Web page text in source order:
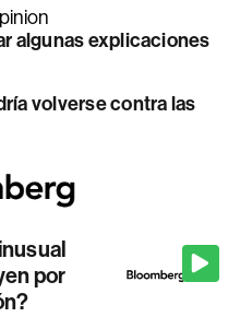
algunas explicaciones
volverse contra las
por